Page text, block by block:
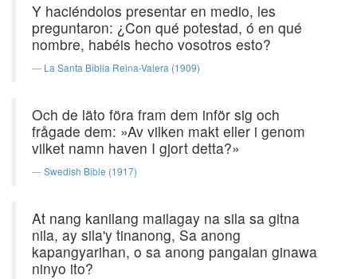
Y haciéndolos presentar en medio, les
preguntaron: ¿Con qué potestad, ó en qué
nombre, habéis hecho vosotros esto?
La Santa Biblia Reina-Valera (1909)
Och de läto föra fram dem inför sig och
frågade dem: »Av vilken makt eller i genom
vilket namn haven I gjort detta?»
Swedish Bible (1917)
At nang kanilang mailagay na sila sa gitna
nila, ay sila'y tinanong, Sa anong
kapangyarihan, o sa anong pangalan ginawa
ninyo ito?